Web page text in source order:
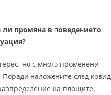
промяна в поведението
но с много променени
наложените след ковид
на площите,